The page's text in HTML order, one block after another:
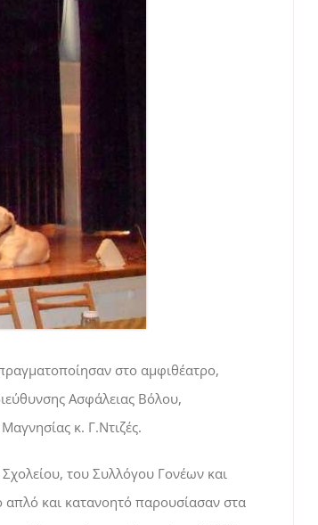
στο αμφιθέατρο,
Ασφάλειας Βόλου,
κ. Γ.Ντιζές.
του Συλλόγου Γονέων και
απλό και κατανοητό παρουσίασαν στα